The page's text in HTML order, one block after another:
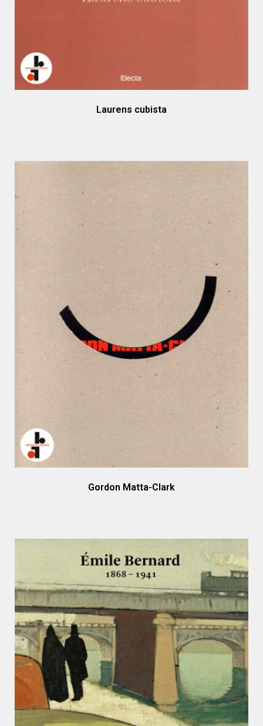
Laurens cubista
Gordon Matta-Clark